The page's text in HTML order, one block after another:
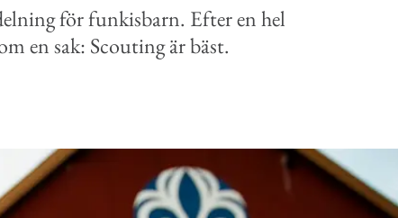
för funkisbarn. Efter en hel
en sak: Scouting är bäst.